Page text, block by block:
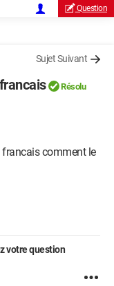
Question
Sujet Suivant
Résolu
comment le
votre question